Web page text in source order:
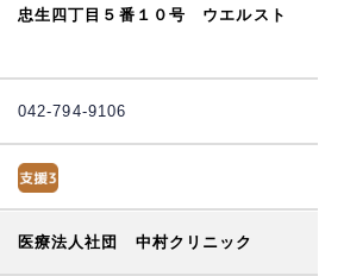
忠生四丁目５番１０号 ウエルスト
042-794-9106
医療法人社団 中村クリニック